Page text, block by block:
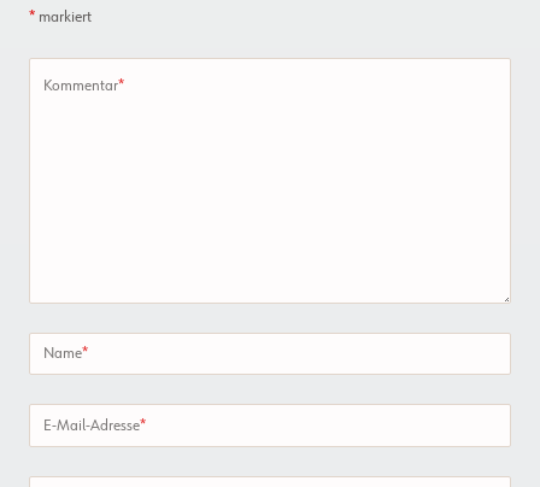
* markiert
Kommentar*
Name*
E-Mail-Adresse*